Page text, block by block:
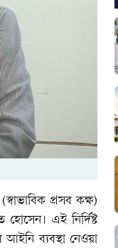
প্রসব কক্ষ)
হোসেন। এই নির্দিষ্ট
আইনি ব্যবস্থা নেওয়া